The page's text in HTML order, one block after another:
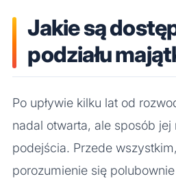
Jakie są
podziału
Po upływie kilku lat od
nadal otwarta, ale sposób
podejścia. Przede
porozumienie się